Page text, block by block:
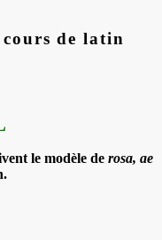
de latin
le modèle de rosa, ae